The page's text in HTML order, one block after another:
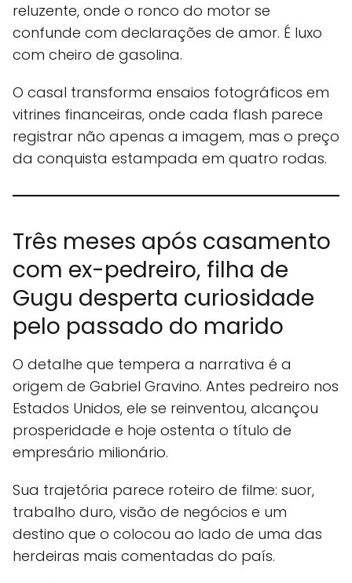
reluzente, onde o ronco do motor se
confunde com declarações de amor. É luxo
com cheiro de gasolina.
O casal transforma ensaios fotográficos em
vitrines financeiras, onde cada flash parece
registrar não apenas a imagem, mas o preço
da conquista estampada em quatro rodas.
Três meses após casamento
com ex-pedreiro, filha de
Gugu desperta curiosidade
pelo passado do marido
O detalhe que tempera a narrativa é a
origem de Gabriel Gravino. Antes pedreiro nos
Estados Unidos, ele se reinventou, alcançou
prosperidade e hoje ostenta o título de
empresário milionário.
Sua trajetória parece roteiro de filme: suor,
trabalho duro, visão de negócios e um
destino que o colocou ao lado de uma das
herdeiras mais comentadas do país.